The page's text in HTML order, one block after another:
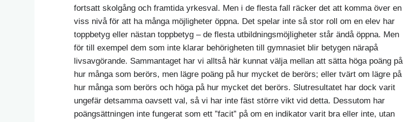
fortsatt skolgång och framtida yrkesval. Men i de flesta fall räcker det att komma över en
viss nivå för att ha många möjligheter öppna. Det spelar inte så stor roll om en elev har
toppbetyg eller nästan toppbetyg – de flesta utbildningsmöjligheter står ändå öppna. Men
för till exempel dem som inte klarar behörigheten till gymnasiet blir betygen närapå
livsavgörande. Sammantaget har vi alltså här kunnat välja mellan att sätta höga poäng på
hur många som berörs, men lägre poäng på hur mycket de berörs; eller tvärt om lägre på
hur många som berörs och höga på hur mycket det berörs. Slutresultatet har dock varit
ungefär detsamma oavsett val, så vi har inte fäst större vikt vid detta. Dessutom har
poängsättningen inte fungerat som ett ”facit” på om en indikator varit bra eller inte, utan